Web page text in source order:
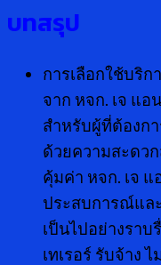
บทสรุป
การเลือกใช้บริก
จาก หจก. เจ แอ
สำหรับผู้ที่ต้องก
ด้วยความสะดว
คุ้มค่า หจก. เจ
ประสบการณ์แล
เป็นไปอย่างรา
เทเรอร์ รับจ้าง